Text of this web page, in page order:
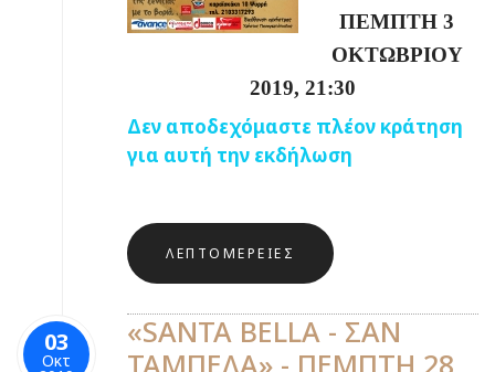
ΠΕΜΠΤΗ 3
ΟΚΤΩΒΡΙΟΥ
2019, 21:30
Δεν αποδεχόμαστε πλέον κράτηση
για αυτή την εκδήλωση
ΛΕΠΤΟΜΈΡΕΙΕΣ
03
Οκτ
«SANTA BELLA - ΣΑΝ
ΤΑΜΠΕΛΑ» - ΠΕΜΠΤΗ 28